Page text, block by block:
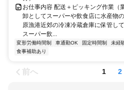
お仕事内容 配送＋ピッキング作業（
卸としてスーパーや飲食店に水産物
原漁港近郊の冷凍冷蔵倉庫に保管し
スーパー飲...
変形労働時間制 車通勤OK 固定時間制 未経
食事補助あり
前へ 1 2